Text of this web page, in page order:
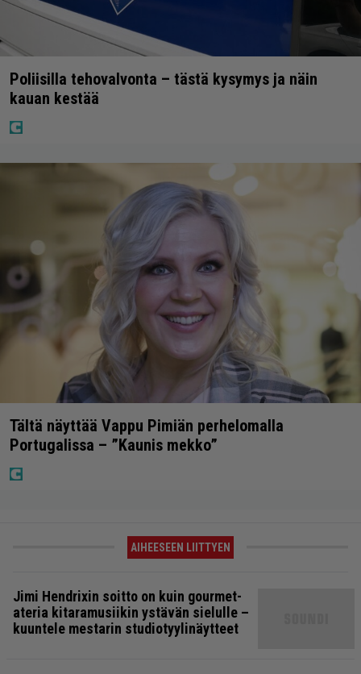
Poliisilla tehovalvonta – tästä kysymys ja näin
kauan kestää
Tältä näyttää Vappu Pimiän perhelomalla
Portugalissa – ”Kaunis mekko”
AIHEESEEN LIITTYEN
Jimi Hendrixin soitto on kuin gourmet-
ateria kitaramusiikin ystävän sielulle –
kuuntele mestarin studiotyylinäytteet